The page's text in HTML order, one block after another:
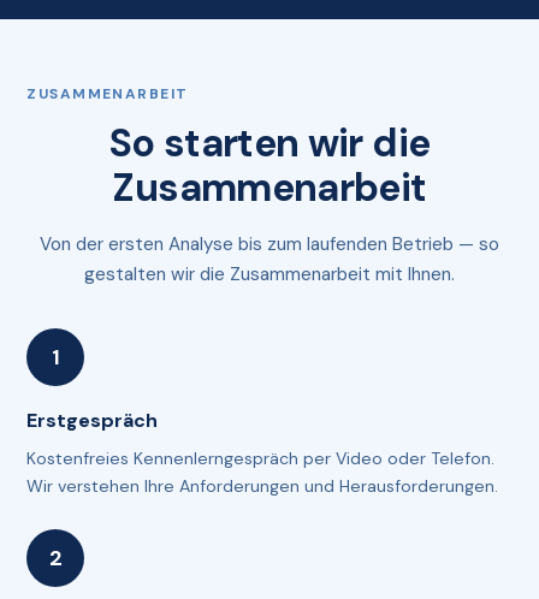
ZUSAMMENARBEIT
So starten wir die
Zusammenarbeit
Von der ersten Analyse bis zum laufenden Betrieb — so
gestalten wir die Zusammenarbeit mit Ihnen.
Erstgespräch
Kostenfreies Kennenlerngespräch per Video oder Telefon.
Wir verstehen Ihre Anforderungen und Herausforderungen.